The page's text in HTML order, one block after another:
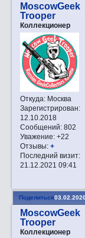
MoscowGeek
Trooper
Коллекционер
Откуда:Москва
Зарегистрирован:
12.10.2018
Сообщений:802
Уважение: +22
Отзывы: +
Последний визит:
21.12.2021 09:41
Поделиться
MoscowGeek
Trooper
Коллекционер